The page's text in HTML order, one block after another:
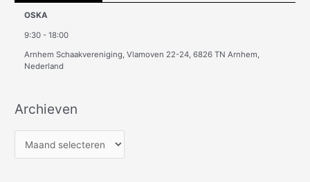
OSKA
9:30 -18:00
Arnhem Schaakvereniging, Vlamoven 22-24, 6826 TN Arnhem,
Nederland
Archieven